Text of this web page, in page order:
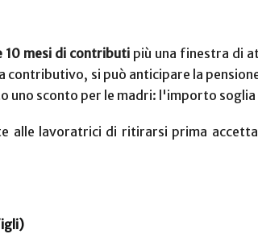
10 mesi di contributi più una finestra di
contributivo, si può anticipare la
uno sconto per le madri: l'importo
alle lavoratrici di ritirarsi prima